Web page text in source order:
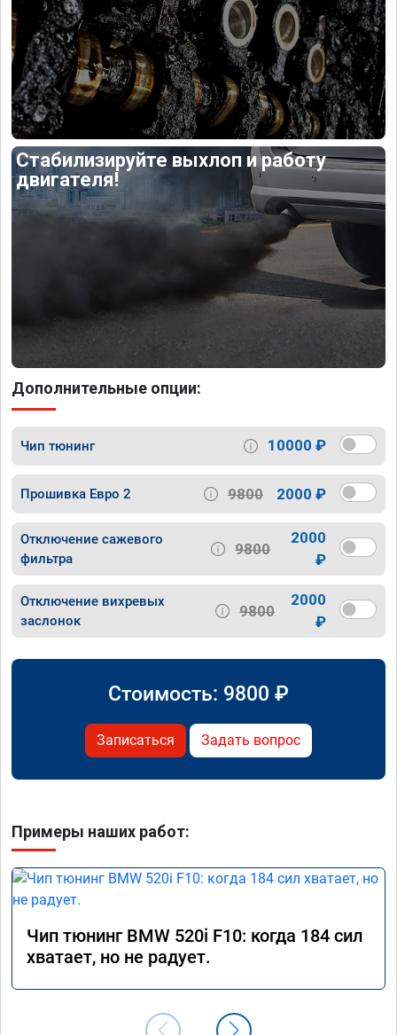
Стабилизируйте выхлоп и работу
двигателя!
Дополнительные опции:
Чип тюнинг 10000 ₽
Прошивка Евро 2 9800 2000 ₽
Отключение сажевого
фильтра
9800
2000
₽
Отключение вихревых
заслонок
9800
2000
₽
Стоимость: 9800 ₽
Записаться Задать вопрос
Примеры наших работ:
Чип тюнинг BMW 520i F10: когда 184 сил
хватает, но не радует.